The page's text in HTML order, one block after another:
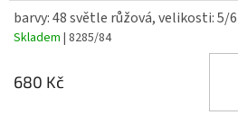
barvy: 48 světle růžová, velikosti: 5/6
Skladem | 8285/84
680 Kč